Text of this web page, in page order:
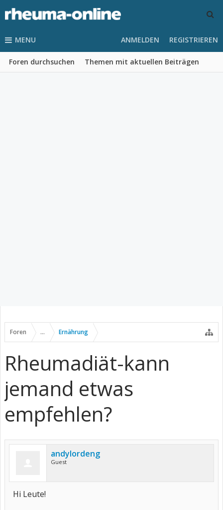
MENU
Foren durchsuchen Themen mit aktuellen Beiträgen
ANMELDEN REGISTRIEREN
Foren ... Ernährung
Rheumadiät-kann
jemand etwas
empfehlen?
andylordeng
Guest
Hi Leute!